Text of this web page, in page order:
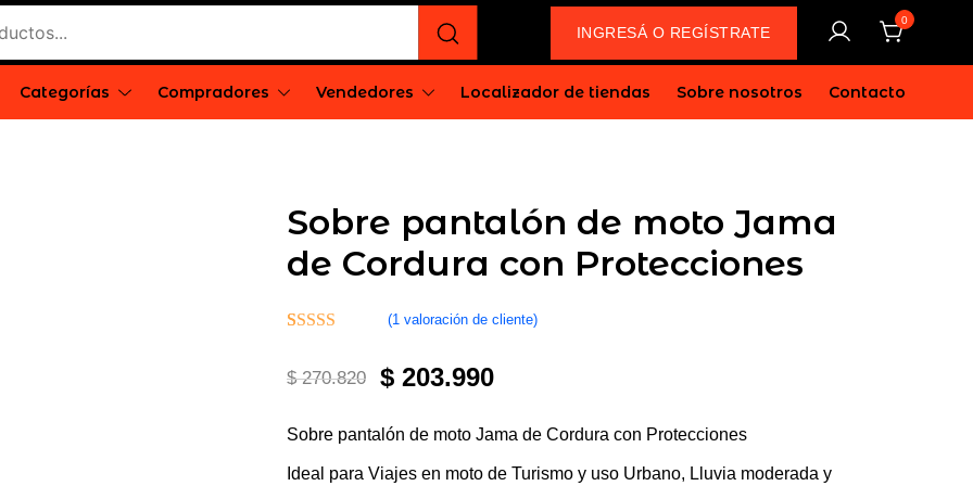
INGRESÁ O REGÍSTRATE
0
Categorías Compradores Vendedores Localizador de tiendas Sobre nosotros Contacto
Sobre pantalón de moto Jama
de Cordura con Protecciones
5.00de 5 en
valoración
(1valoración de cliente)
$270.820
El
precio
original
$ 203.990El
actual
Sobre pantalón de moto Jama de Cordura con Protecciones
Ideal para Viajes en moto de Turismo y uso Urbano, Lluvia moderada y